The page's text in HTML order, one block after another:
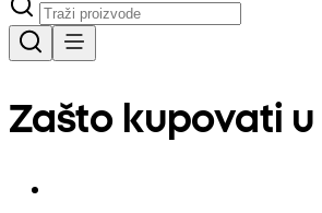
Zašto kupovati